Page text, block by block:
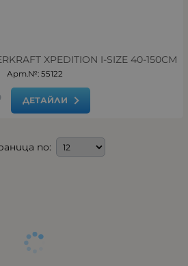
XPEDITION I-SIZE 40-150СМ
Арт.№: 55122
ДЕТАЙЛИ
по: